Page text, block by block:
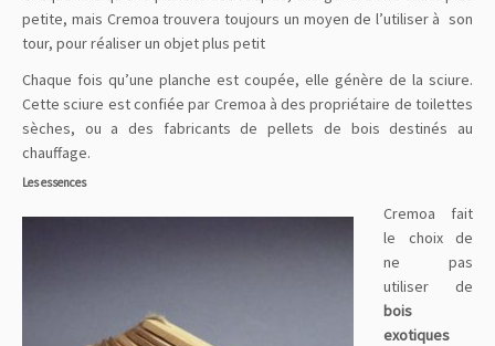
petite, mais Cremoa trouvera toujours un moyen de l’utiliser à son
tour, pour réaliser un objet plus petit
Chaque fois qu’une planche est coupée, elle génère de la sciure.
Cette sciure est confiée par Cremoa à des propriétaire de toilettes
sèches, ou a des fabricants de pellets de bois destinés au
chauffage.
Les essences
Cremoa fait
le choix de
ne pas
utiliser de
bois
exotiques